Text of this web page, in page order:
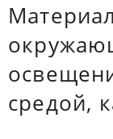
средой,